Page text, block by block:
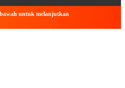
untuk melanjutkan